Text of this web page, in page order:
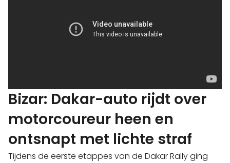
Bizar: Dakar-auto rijdt over
motorcoureur heen en
ontsnapt met lichte straf
Tijdens de eerste etappes van de Dakar Rally ging